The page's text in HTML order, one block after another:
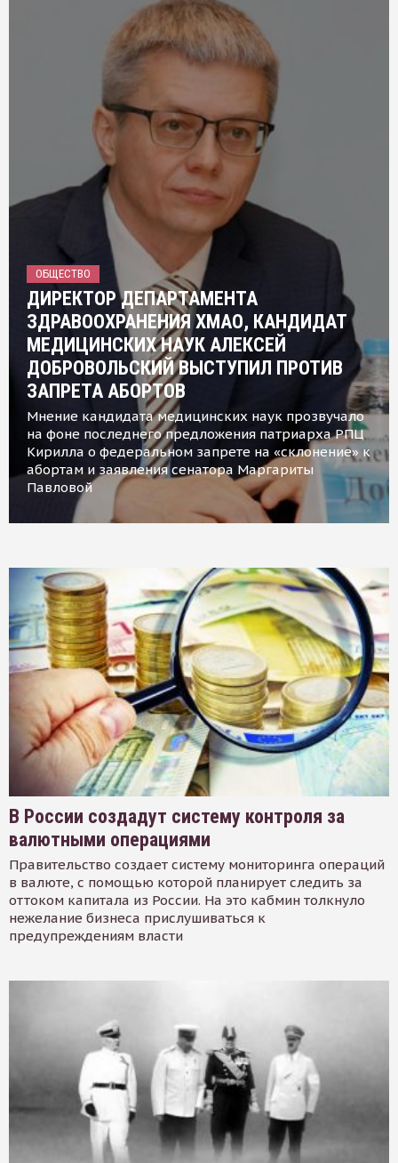
ОБЩЕСТВО
ДИРЕКТОР ДЕПАРТАМЕНТА
ЗДРАВООХРАНЕНИЯ ХМАО, КАНДИДАТ
МЕДИЦИНСКИХ НАУК АЛЕКСЕЙ
ДОБРОВОЛЬСКИЙ ВЫСТУПИЛ ПРОТИВ
ЗАПРЕТА АБОРТОВ
Мнение кандидата медицинских наук прозвучало
на фоне последнего предложения патриарха РПЦ
Кирилла о федеральном запрете на «склонение» к
абортам и заявления сенатора Маргариты
Павловой
В России создадут систему контроля за
валютными операциями
Правительство создает систему мониторинга операций
в валюте, с помощью которой планирует следить за
оттоком капитала из России. На это кабмин толкнуло
нежелание бизнеса прислушиваться к
предупреждениям власти